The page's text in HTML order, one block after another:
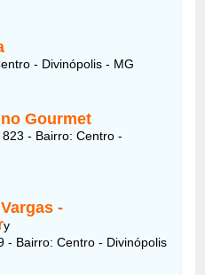
- Divinópolis - MG
Gourmet
- Bairro: Centro -
-
y
- Bairro: Centro - Divinópolis